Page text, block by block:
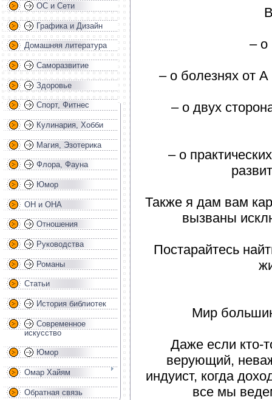
ОС и Сети
Графика и Дизайн
Домашняя литература
Саморазвитие
Здоровье
Спорт, Фитнес
Кулинария, Хобби
Магия, Эзотерика
Флора, Фауна
Юмор
ОН и ОНА
Отношения
Руководства
Романы
Статьи
История библиотек
Современное
искусство
Юмор
Омар Хайям
Обратная связь
– о
– о болезнях от
– о двух
– о
Также я дам вам
вызваны
Постарайтесь
Мир
Даже если кто-
верующий,
индуист, когда
все мы